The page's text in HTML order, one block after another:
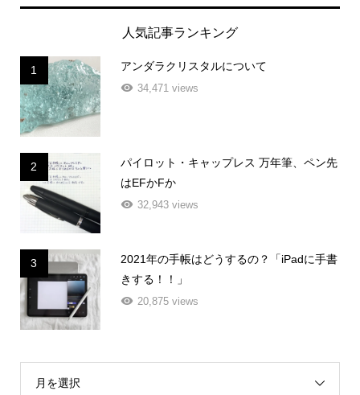
人気記事ランキング
1 アンダラクリスタルについて
34,471 views
2
パイロット・キャップレス 万年筆、ペン先
はEFかFか
32,943 views
3
2021年の手帳はどうするの？「iPadに手書
きする！！」
20,875 views
月を選択